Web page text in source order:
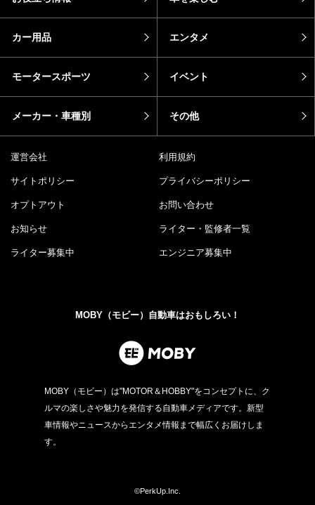
カー用品 エンタメ
モータースポーツ イベント
メーカー・車種別 その他
運営会社 利用規約
サイトポリシー プライバシーポリシー
オプトアウト お問い合わせ
お知らせ ライター・監修者一覧
ライター募集中 エンジニア募集中
MOBY（モビー）自動車はおもしろい！
MOBY（モビー）は"MOTOR＆HOBBY"をコンセプトに、ク
ルマの楽しさや魅力を発信する自動車メディアです。新型
車情報やニュースからエンタメ情報まで幅広くお届けしま
す。
©PerkUp.Inc.